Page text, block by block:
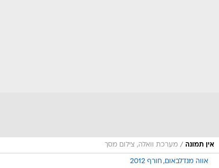
אין תמונה / מערכת וואלה, צילום מסך
אווה מנדלבאום חורף 2012